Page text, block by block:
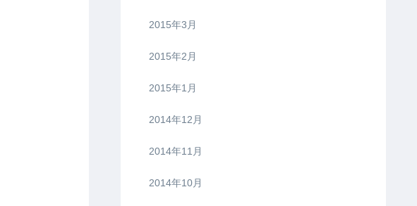
2015年3月
2015年2月
2015年1月
2014年12月
2014年11月
2014年10月